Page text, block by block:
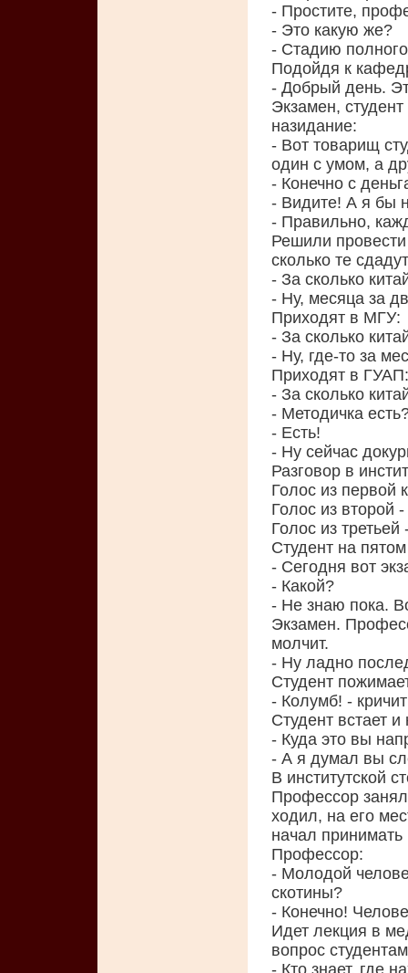
- Простите,
- Это какую же?
- Стадию
Подойдя к
- Добрый день.
Экзамен,
назидание:
- Вот товарищ
один с умом, а
- Конечно с
- Видите! А я бы
- Правильно,
Решили провести
сколько те
- За сколько
- Ну, месяца за
Приходят в МГУ:
- За сколько
- Ну, где-то за
Приходят в ГУАП:
- За сколько
- Методичка
- Есть!
- Ну сейчас
Разговор в
Голос из первой
Голос из второй
Голос из
Студент на
- Сегодня вот
- Какой?
- Не знаю пока.
Экзамен.
молчит.
- Ну ладно
Студент
- Колумб! -
Студент встает
- Куда это вы
- А я думал вы
В институтской
Профессор
ходил, на его
начал
Профессор:
- Молодой
скотины?
- Конечно!
Идет лекция в
вопрос
- Кто знает, где